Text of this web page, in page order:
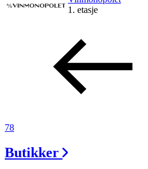
1. etasje
78
Butikker